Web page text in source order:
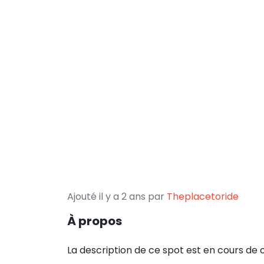
Ajouté il y a 2 ans par Theplacetoride
À propos
La description de ce spot est en cours de